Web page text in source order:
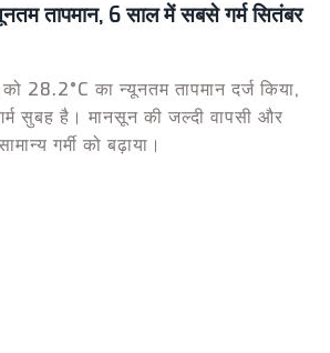
तापमान, 6 साल में सबसे गर्म सितंबर
28.2°C का न्यूनतम तापमान दर्ज किया,
सुबह है। मानसून की जल्दी वापसी और
गर्मी को बढ़ाया।